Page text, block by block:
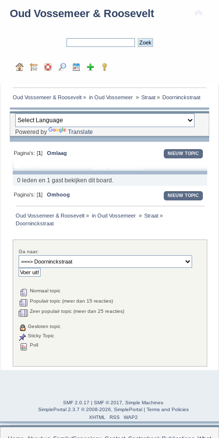
Oud Vossemeer & Roosevelt
Oud Vossemeer & Roosevelt » in Oud Vossemeer » Straat» Doorninckstraat
Powered by Translate
Pagina's: [1]Omlaag NIEUW TOPIC
Geen berichten...
0 leden en 1 gast bekijken dit board.
NIEUW TOPIC
Pagina's: [1]Omhoog
Oud Vossemeer & Roosevelt » in Oud Vossemeer » Straat»
Doorninckstraat
Ga naar:
Normaal topic
Populair topic (meer dan 15 reacties)
Zeer populair topic (meer dan 25 reacties)
Gesloten topic
Sticky Topic
Poll
SMF 2.0.17 | SMF © 2017
Simple Machines
SimplePortal 2.3.7 © 2008-2026, SimplePortal| Terms and Policies
XHTML
RSS WAP2